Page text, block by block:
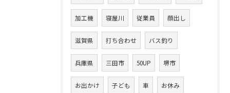
加工機 寝屋川 従業員 顔出し
滋賀県 打ち合わせ バス釣り
兵庫県 三田市 50UP 堺市
お出かけ 子ども 車 お休み